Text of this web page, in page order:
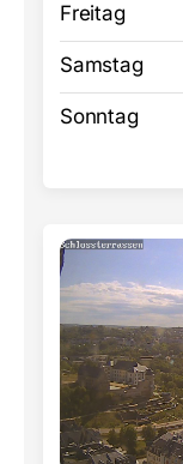
Freitag
Samstag
Sonntag